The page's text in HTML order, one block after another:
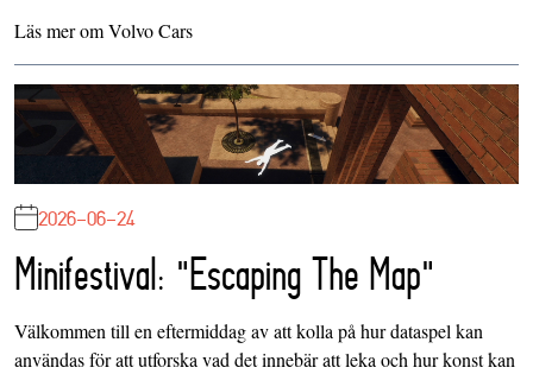
Läs mer omVolvo Cars
2026-06-24
Minifestival: "Escaping The Map"
Välkommen till en eftermiddag av att kolla på hur dataspel kan
användas för att utforska vad det innebär att leka och hur konst kan